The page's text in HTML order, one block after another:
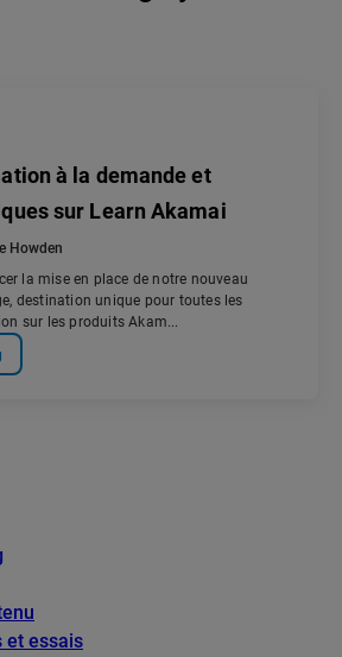
à la demande et
sur Learn Akamai
Howden
la mise en place de notre nouveau
destination unique pour toutes les
sur les produits Akam...
et essais